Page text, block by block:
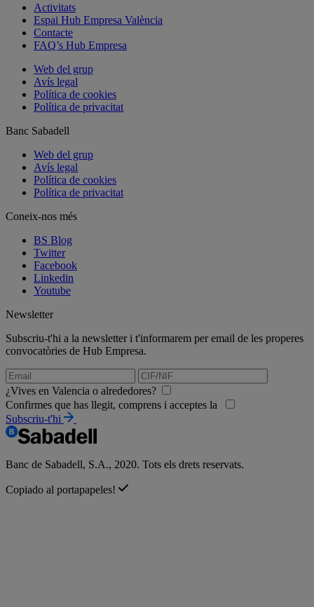
Activitats
Espai Hub Empresa València
Contacte
FAQ’s Hub Empresa
Web del grup
Avís legal
Política de cookies
Política de privacitat
Banc Sabadell
Web del grup
Avís legal
Política de cookies
Política de privacitat
Coneix-nos més
BS Blog
Twitter
Facebook
Linkedin
Youtube
Newsletter
Subscriu-t'hi a la newsletter i t'informarem per email de les properes
convocatòries de Hub Empresa.
¿Vives en Valencia o alrededores?
Confirmes que has llegit, comprens i acceptes la
Subscriu-t'hi
Banc de Sabadell, S.A., 2020. Tots els drets reservats.
Copiado al portapapeles!